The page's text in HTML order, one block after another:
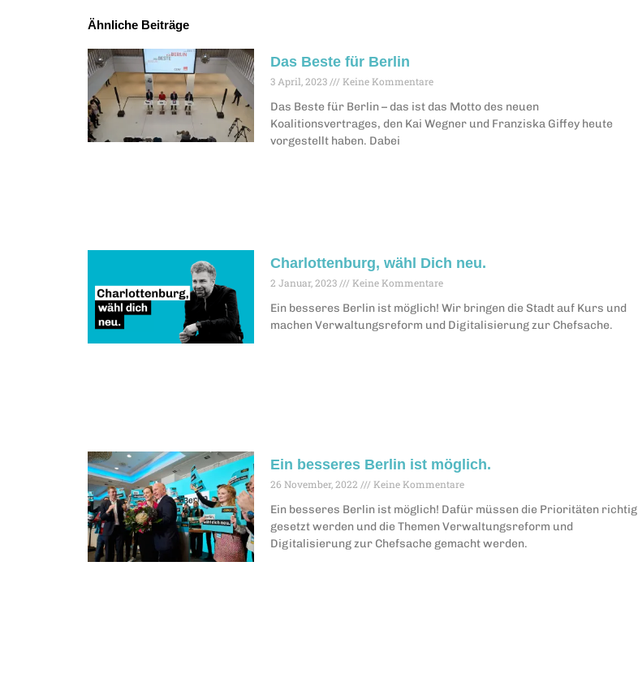
Ähnliche Beiträge
Das Beste für Berlin
3 April, 2023 Keine Kommentare
Das Beste für Berlin – das ist das Motto des neuen
Koalitionsvertrages, den Kai Wegner und Franziska Giffey heute
vorgestellt haben. Dabei
Charlottenburg, wähl Dich neu.
2 Januar, 2023 Keine Kommentare
Ein besseres Berlin ist möglich! Wir bringen die Stadt auf Kurs und
machen Verwaltungsreform und Digitalisierung zur Chefsache.
Ein besseres Berlin ist möglich.
26 November, 2022 Keine Kommentare
Ein besseres Berlin ist möglich! Dafür müssen die Prioritäten richtig
gesetzt werden und die Themen Verwaltungsreform und
Digitalisierung zur Chefsache gemacht werden.